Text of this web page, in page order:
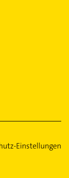
Einstellungen